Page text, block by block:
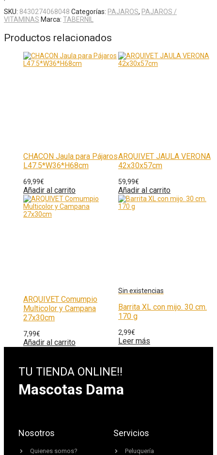
SKU: 8430274068048 Categorías: PAJAROS, PAJAROS /
VITAMINAS Marca: TABERNIL
Productos relacionados
CHACON Jaula para Pájaros
L47.5*W36*H68cm
69,99€
Añadir al carrito
ARQUIVET JAULA VERONA
42x30x57cm
59,99€
Añadir al carrito
ARQUIVET Comumpio
Multicolor y Campana
27x30cm
7,99€
Añadir al carrito
Barrita XL con mijo. 30 cm.
170 g
2,99€
Leer más
TU TIENDA ONLINE!!
Mascotas Dama
Nosotros
Quienes somos?
Servicios
Peluquería